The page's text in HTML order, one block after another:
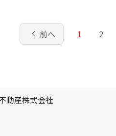
「飛ぶ」と人気を集めこともあった。
chevron_left 前へ 1 2